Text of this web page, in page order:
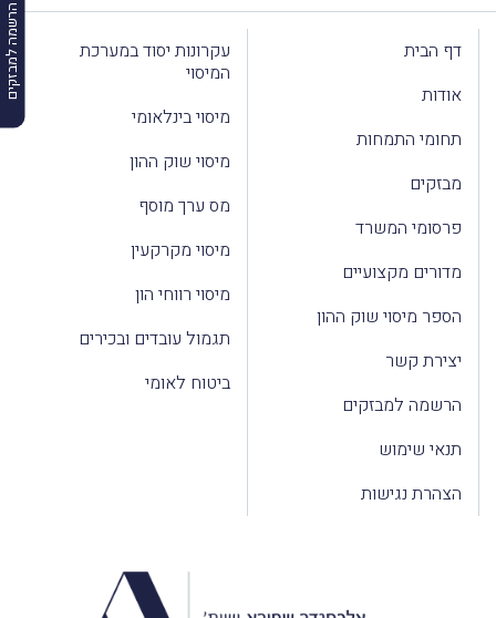
הרשמה למבזקים
דף הבית
אודות
תחומי התמחות
מבזקים
פרסומי המשרד
מדורים מקצועיים
הספר מיסוי שוק ההון
יצירת קשר
הרשמה למבזקים
תנאי שימוש
הצהרת נגישות
עקרונות יסוד במערכת
המיסוי
מיסוי בינלאומי
מיסוי שוק ההון
מס ערך מוסף
מיסוי מקרקעין
מיסוי רווחי הון
תגמול עובדים ובכירים
ביטוח לאומי